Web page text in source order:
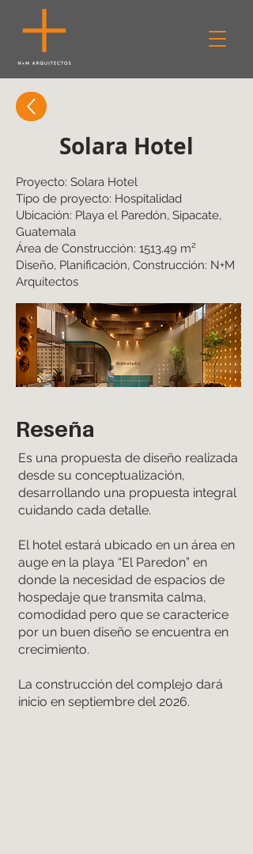
Solara Hotel
Proyecto: Solara Hotel
Tipo de proyecto: Hospitalidad
Ubicación: Playa el Paredón, Sipacate,
Guatemala
Área de Construcción: 1513.49 m²
Diseño, Planificación, Construcción: N+M
Arquitectos
Reseña
Es una propuesta de diseño realizada
desde su conceptualización,
desarrollando una propuesta integral
cuidando cada detalle.
El hotel estará ubicado en un área en
auge en la playa “El Paredon” en
donde la necesidad de espacios de
hospedaje que transmita calma,
comodidad pero que se caracterice
por un buen diseño se encuentra en
crecimiento.
La construcción del complejo dará
inicio en septiembre del 2026.